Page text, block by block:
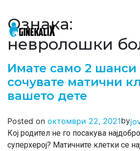
Main Navigation
Ознака:
невролошки
Имате само 2 шанси
сочувате матични
вашето дете
Posted on октомври 22, 2021by
Кој родител не го посакува
суперхерој? Матичните клетки се